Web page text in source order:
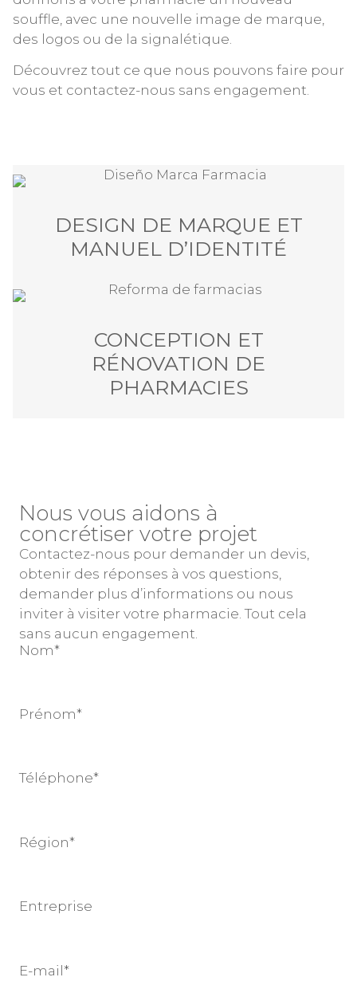
souffle, avec une nouvelle image de marque,
des logos ou de la signalétique.
Découvrez tout ce que nous pouvons faire pour
vous et contactez-nous sans engagement.
DESIGN DE MARQUE ET
MANUEL D’IDENTITÉ
CONCEPTION ET
RÉNOVATION DE
PHARMACIES
Nous vous aidons à
concrétiser votre projet
Contactez-nous pour demander un devis,
obtenir des réponses à vos questions,
demander plus d’informations ou nous
inviter à visiter votre pharmacie. Tout cela
sans aucun engagement.
Nom*
Prénom*
Téléphone*
Région*
Entreprise
E-mail*